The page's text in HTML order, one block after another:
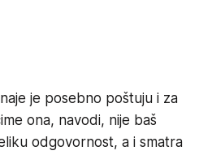
je posebno poštuju i za
ona, navodi, nije baš
odgovornost, a i smatra